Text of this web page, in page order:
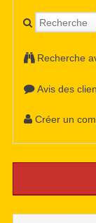
Recherche
Avis des
Créer un